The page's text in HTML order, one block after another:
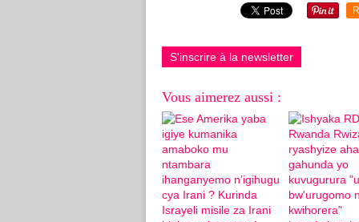
S'inscrire à la newsletter
Vous aimerez aussi :